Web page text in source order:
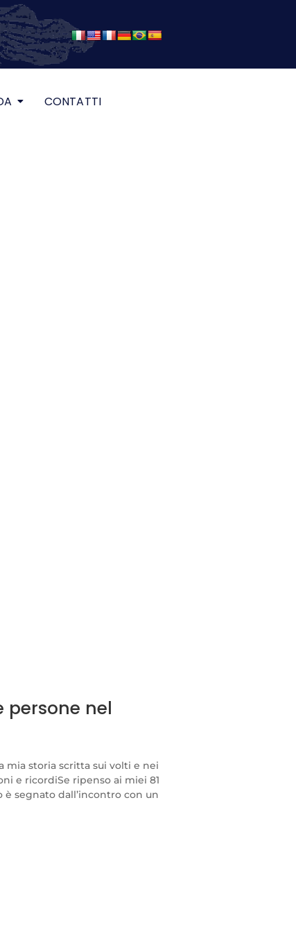
CONTATTI
persone nel
mia storia scritta sui volti e nei
e ricordiSe ripenso ai miei 81
segnato dall’incontro con un